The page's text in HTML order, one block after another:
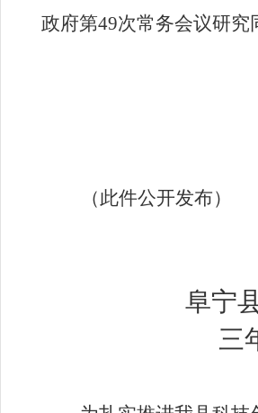
政府第49次常务会议研究
（此件公开发布）
阜宁
三